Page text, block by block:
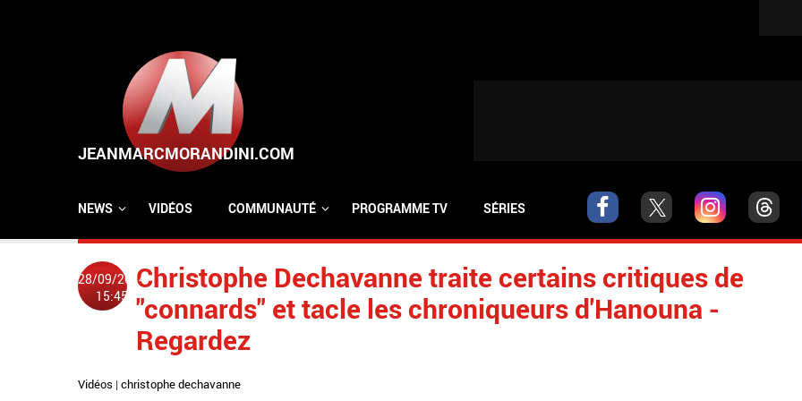
NEWS VIDÉOS COMMUNAUTÉ PROGRAMME TV SÉRIES
28/09/2014
15:45
Christophe Dechavanne traite certains critiques de
"connards" et tacle les chroniqueurs d'Hanouna -
Regardez
Vidéos | christophe dechavanne